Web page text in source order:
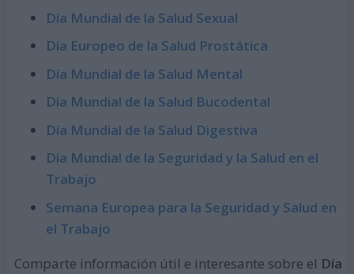
Día Mundial de la Salud Sexual
Día Europeo de la Salud Prostática
Día Mundial de la Salud Mental
Día Mundial de la Salud Bucodental
Día Mundial de la Salud Digestiva
Día Mundial de la Seguridad y la Salud en el
Trabajo
Semana Europea para la Seguridad y Salud en
el Trabajo
Comparte información útil e interesante sobre el Día